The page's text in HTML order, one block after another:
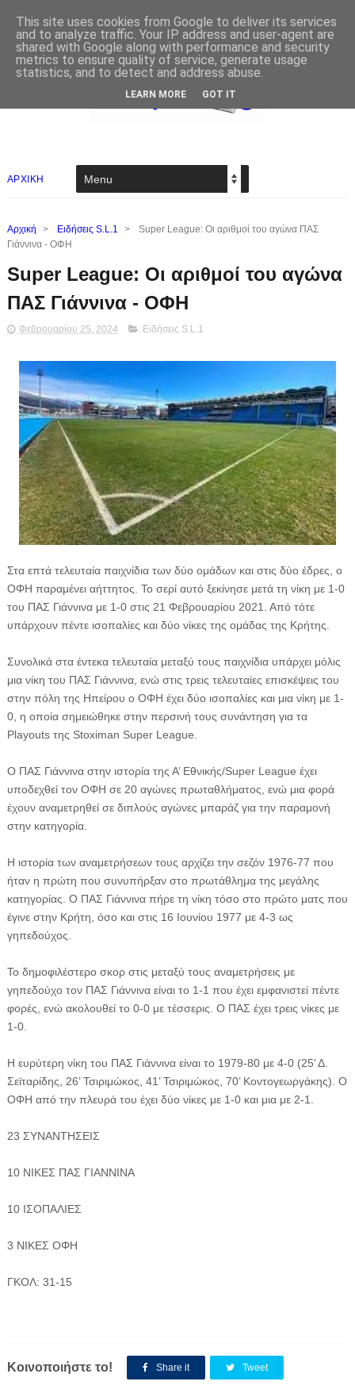
ΑΡΧΙΚΗ
Αρχική > Ειδήσεις S.L.1 >
Super League: Οι αριθμοί του αγώνα ΠΑΣ
Γιάννινα - ΟΦΗ
Super League: Οι αριθμοί του αγώνα
ΠΑΣ Γιάννινα - ΟΦΗ
Φεβρουαρίου 25, 2024 Ειδήσεις S.L.1
Στα επτά τελευταία παιχνίδια των δύο ομάδων και στις δύο έδρες, ο
ΟΦΗ παραμένει αήττητος. Το σερί αυτό ξεκίνησε μετά τη νίκη με 1-0
του ΠΑΣ Γιάννινα με 1-0 στις 21 Φεβρουαρίου 2021. Από τότε
υπάρχουν πέντε ισοπαλίες και δύο νίκες της ομάδας της Κρήτης.
Συνολικά στα έντεκα τελευταία μεταξύ τους παιχνίδια υπάρχει μόλις
μια νίκη του ΠΑΣ Γιάννινα, ενώ στις τρεις τελευταίες επισκέψεις του
στην πόλη της Ηπείρου ο ΟΦΗ έχει δύο ισοπαλίες και μια νίκη με 1-
0, η οποία σημειώθηκε στην περσινή τους συνάντηση για τα
Playouts της Stoximan Super League.
Ο ΠΑΣ Γιάννινα στην ιστορία της Α’ Εθνικής/Super League έχει
υποδεχθεί τον ΟΦΗ σε 20 αγώνες πρωταθλήματος, ενώ μια φορά
έχουν αναμετρηθεί σε διπλούς αγώνες μπαράζ για την παραμονή
στην κατηγορία.
Η ιστορία των αναμετρήσεων τους αρχίζει την σεζόν 1976-77 που
ήταν η πρώτη που συνυπήρξαν στο πρωτάθλημα της μεγάλης
κατηγορίας. Ο ΠΑΣ Γιάννινα πήρε τη νίκη τόσο στο πρώτο ματς που
έγινε στην Κρήτη, όσο και στις 16 Ιουνίου 1977 με 4-3 ως
γηπεδούχος.
Το δημοφιλέστερο σκορ στις μεταξύ τους αναμετρήσεις με
γηπεδούχο τον ΠΑΣ Γιάννινα είναι το 1-1 που έχει εμφανιστεί πέντε
φορές, ενώ ακολουθεί το 0-0 με τέσσερις. Ο ΠΑΣ έχει τρεις νίκες με
1-0.
Η ευρύτερη νίκη του ΠΑΣ Γιάννινα είναι το 1979-80 με 4-0 (25’ Δ.
Σεϊταρίδης, 26’ Τσιριμώκος, 41’ Τσιριμώκος, 70’ Κοντογεωργάκης). Ο
ΟΦΗ από την πλευρά του έχει δύο νίκες με 1-0 και μια με 2-1.
23 ΣΥΝΑΝΤΗΣΕΙΣ
10 ΝΙΚΕΣ ΠΑΣ ΓΙΑΝΝΙΝΑ
10 ΙΣΟΠΑΛΙΕΣ
3 ΝΙΚΕΣ ΟΦΗ
ΓΚΟΛ: 31-15
Κοινοποιήστε το! Share it Tweet
This site uses cookies from Google to deliver its services
and to analyze traffic. Your IP address and user-agent are
shared with Google along with performance and security
metrics to ensure quality of service, generate usage
statistics, and to detect and address abuse.
LEARN MORE GOT IT